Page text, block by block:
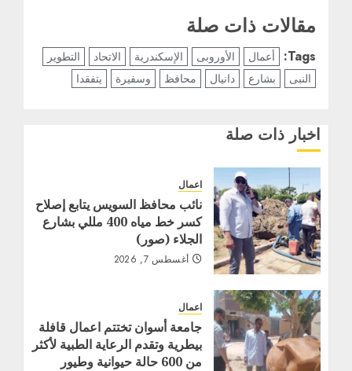
مقالات ذات صلة
Tags: أعمال الأوروبى الإسكندرية الاتحاد
التطوير
النبى
بشارع دانيال محافظ وسفيرة يتفقدا
اخبار ذات صلة
اعمال
نائب محافظ السويس يتابع إصلاح
كسر خط مياه 400 مللي بشارع
الجلاء (صور)
أغسطس 7, 2026
اعمال
جامعة أسوان تختتم اعمال قافلة
بيطرية وتقدم الرعاية الطبية لأكثر
من 600 حالة حيوانية وطيور